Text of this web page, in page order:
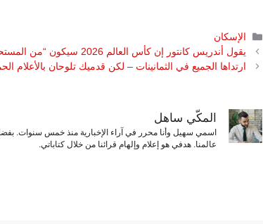
التصنيفات
الإسكان
يقول أندريس كانتور إن كأس العالم 2026 سيكون “من المستحيل تجاهله” في أمريكا
ارتداها الجميع في الثمانينات – لكن قدميك تلوحان بالأعلام
المكّي ساهل
اسمي سهيل وأنا محرر في آراء الإخبارية منذ خمس سنوات.
عالمنا. هدفي هو إعلام وإلهام قرائنا من خلال كتاباتي.